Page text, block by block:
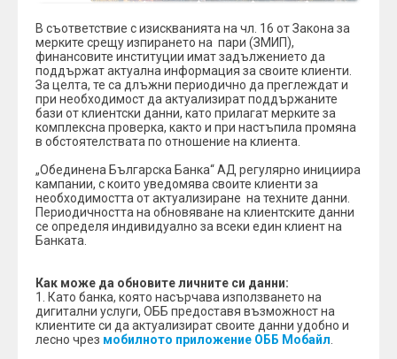
В съответствие с изискванията на чл. 16 от Закона за
мерките срещу изпирането на пари (ЗМИП),
финансовите институции имат задължението да
поддържат актуална информация за своите клиенти.
За целта, те са длъжни периодично да преглеждат и
при необходимост да актуализират поддържаните
бази от клиентски данни, като прилагат мерките за
комплексна проверка, както и при настъпила промяна
в обстоятелствата по отношение на клиента.
„Обединена Българска Банка“ АД регулярно инициира
кампании, с които уведомява своите клиенти за
необходимостта от актуализиране на техните данни.
Периодичността на обновяване на клиентските данни
се определя индивидуално за всеки един клиент на
Банката.
Как може да обновите личните си данни:
1. Като банка, която насърчава използването на
дигитални услуги, ОББ предоставя възможност на
клиентите си да актуализират своите данни удобно и
лесно чрез мобилното приложение ОББ Мобайл